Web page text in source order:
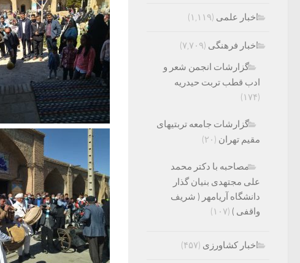
اخبار علمی (۱,۱۱۹)
اخبار فرهنگی (۷,۷۰۹)
گزارشات انجمن شعر و
ادب قطب تربت حیدریه
(۱۷۴)
گزارشات جامعه تربتیهای
مقیم تهران (۲۰)
مصاحبه با دکتر محمد
علی مجتهدی بنیان گذار
دانشگاه آریامهر ( شریف
واقفی ) (۱۰۷)
اخبار کشاورزی (۴۵۷)